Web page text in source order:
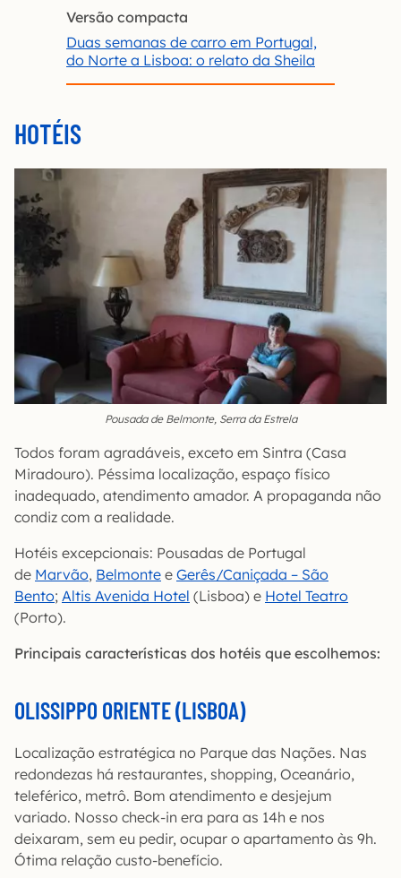
Versão compacta
Duas semanas de carro em Portugal,
do Norte a Lisboa: o relato da Sheila
HOTÉIS
Pousada de Belmonte, Serra da Estrela
Todos foram agradáveis, exceto em Sintra (Casa
Miradouro). Péssima localização, espaço físico
inadequado, atendimento amador. A propaganda não
condiz com a realidade.
Hotéis excepcionais: Pousadas de Portugal
de Marvão, Belmonte e Gerês/Caniçada – São
Bento; Altis Avenida Hotel (Lisboa) e Hotel Teatro
(Porto).
Principais características dos hotéis que escolhemos:
OLISSIPPO ORIENTE (LISBOA)
Localização estratégica no Parque das Nações. Nas
redondezas há restaurantes, shopping, Oceanário,
teleférico, metrô. Bom atendimento e desjejum
variado. Nosso check-in era para as 14h e nos
deixaram, sem eu pedir, ocupar o apartamento às 9h.
Ótima relação custo-benefício.